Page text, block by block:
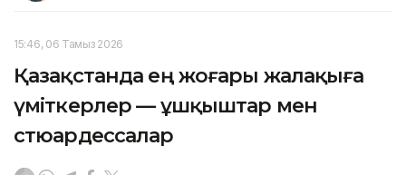
15:46, 06 Тамыз 2026
Қазақстанда ең жоғары жалақыға
үміткерлер — ұшқыштар мен
стюардессалар